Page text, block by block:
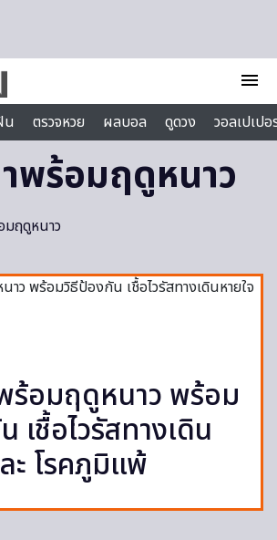
menu
น ตรวจหวย ผลบอล ดูดวง
วอลเปเป
พร้อมฤดูหนาว
มฤดูหนาว
ร้อมฤดูหนาว พร้อม
เชื้อไวรัสทางเดิน
ะ โรคภูมิแพ้